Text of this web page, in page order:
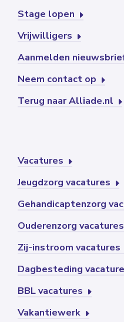
Stage lopen
Vrijwilligers
Aanmelden
Neem contact op
Terug naar Alliade.nl
Vacatures
Jeugdzorg vacatures
Gehandicaptenzorg
Ouderenzorg vacatures
Zij-instroom vacatures
Dagbesteding
BBL vacatures
Vakantiewerk